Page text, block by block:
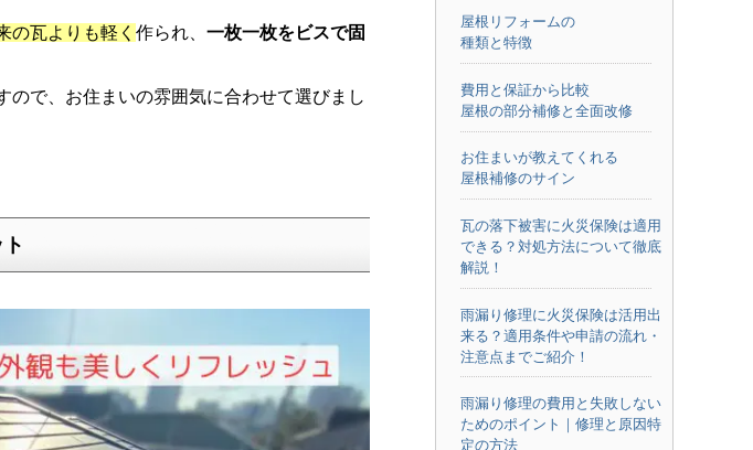
の瓦よりも軽く 作られ、 一枚一枚をビスで固
ので、お住まいの雰囲気に合わせて選びまし
屋根リフォームの
種類と特徴
費用と保証から比較
屋根の部分補修と全面改修
お住まいが教えてくれる
屋根補修のサイン
瓦の落下被害に火災保険は適用
できる？対処方法について徹底
解説！
雨漏り修理に火災保険は活用出
来る？適用条件や申請の流れ・
注意点までご紹介！
雨漏り修理の費用と失敗しない
ためのポイント｜修理と原因特
定の方法